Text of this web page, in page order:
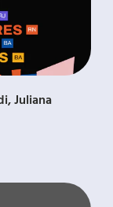
Juliana